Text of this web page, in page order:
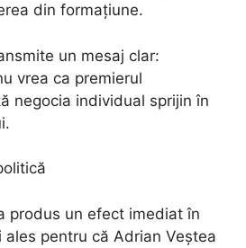
din formațiune.
un mesaj clar:
vrea ca premierul
negocia individual sprijin în
produs un efect imediat în
ales pentru că Adrian Veștea